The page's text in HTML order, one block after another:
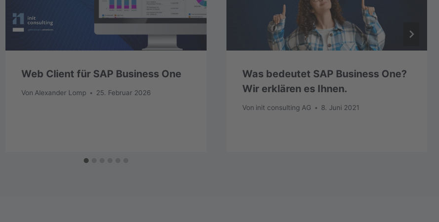
Web Client für SAP Business One
Von Alexander Lomp 25. Februar 2026
Was bedeutet SAP Business One?
Wir erklären es Ihnen.
Von init consulting AG 8. Juni 2021